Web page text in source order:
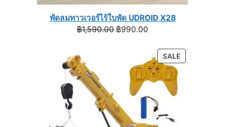
พัดลมทาวเวอร์ไร้ใบพัด UDROID X28
฿1,590.00 Original
฿1,590.00.
฿990.00
฿990.00.
SALEPRODUCT
ON